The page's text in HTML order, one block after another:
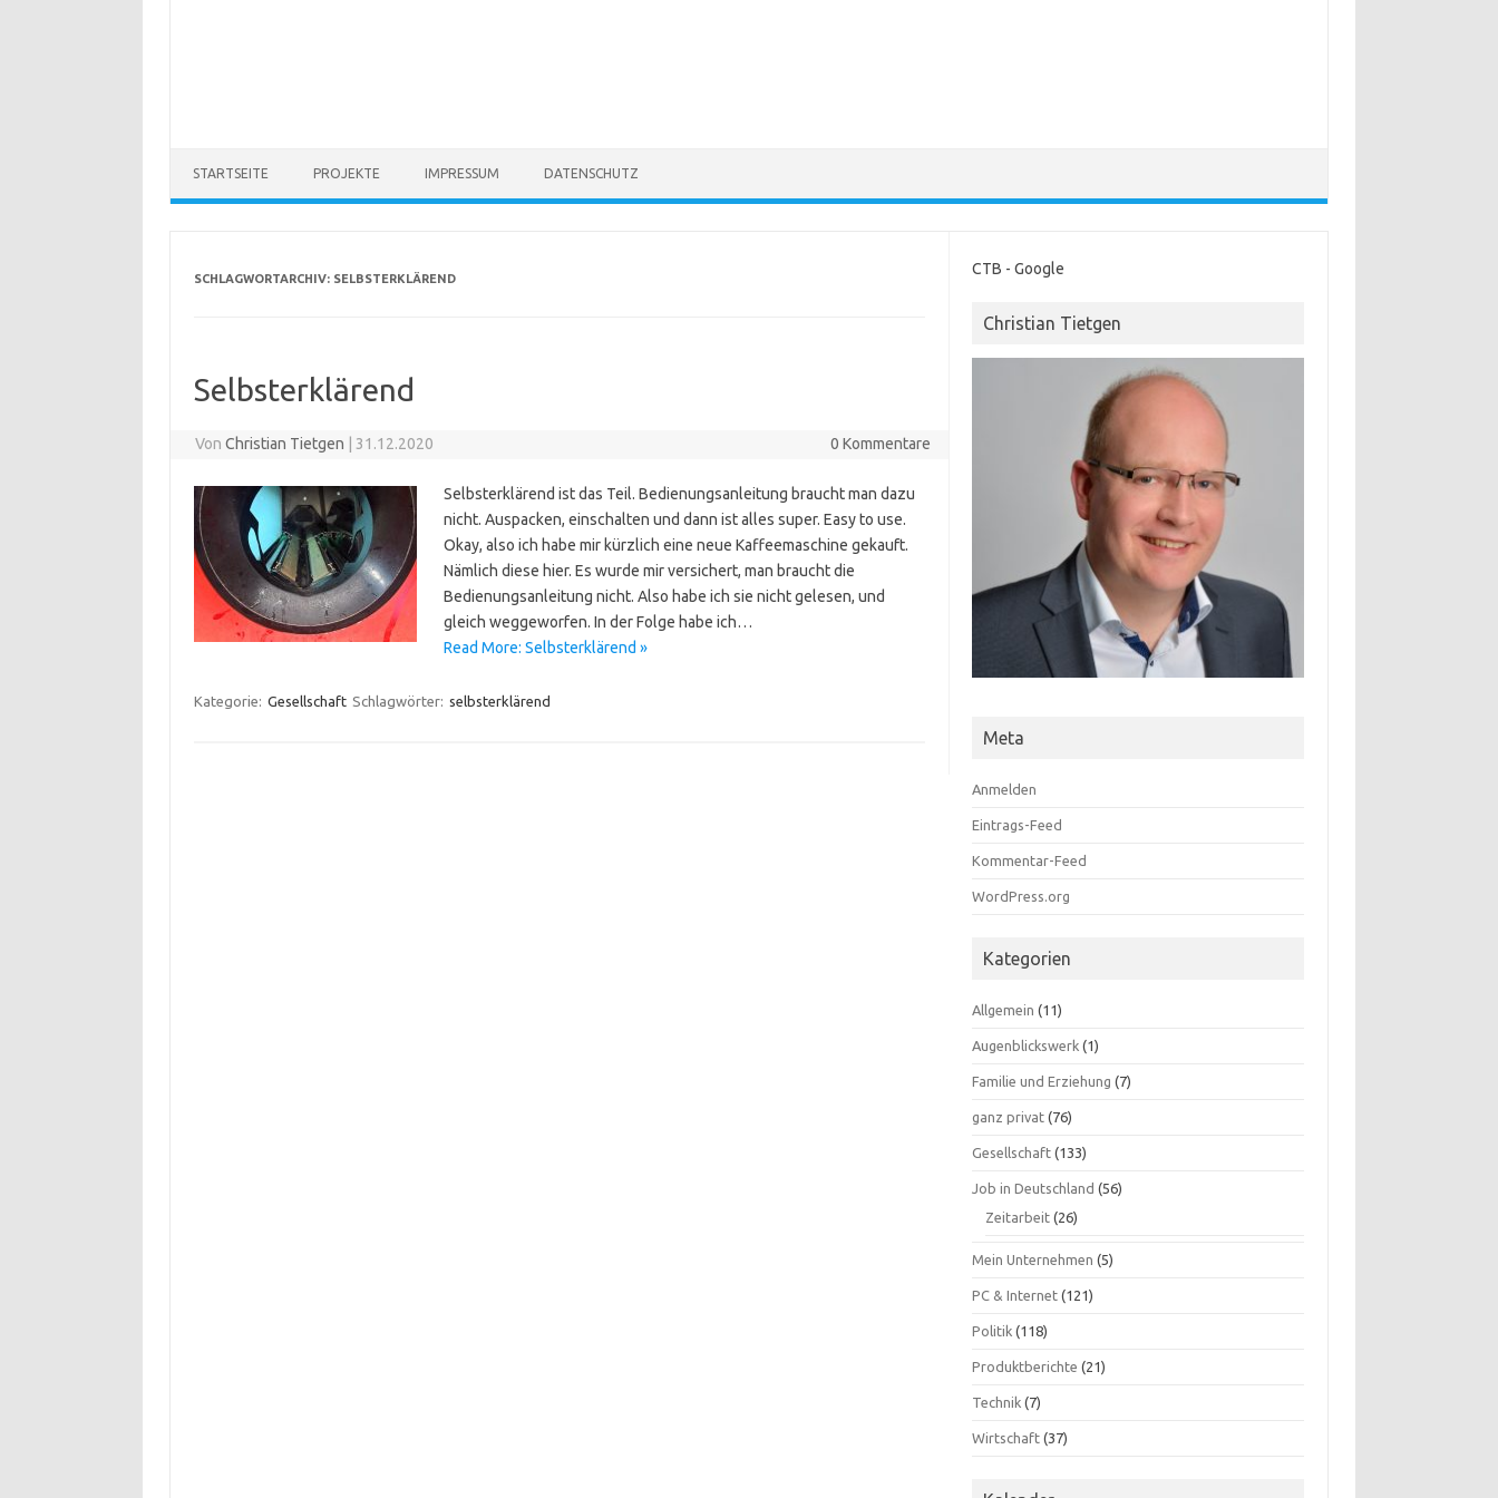
STARTSEITE PROJEKTE IMPRESSUM DATENSCHUTZ
SCHLAGWORTARCHIV: SELBSTERKLÄREND
Selbsterklärend
VonChristian Tietgen 31.12.2020 0 Kommentare
Selbsterklärend ist das Teil. Bedienungsanleitung braucht man dazu
nicht. Auspacken, einschalten und dann ist alles super. Easy to use.
Okay, also ich habe mir kürzlich eine neue Kaffeemaschine gekauft.
Nämlich diese hier. Es wurde mir versichert, man braucht die
Bedienungsanleitung nicht. Also habe ich sie nicht gelesen, und
gleich weggeworfen. In der Folge habe ich…
Read More: Selbsterklärend »
Kategorie: Gesellschaft Schlagwörter: selbsterklärend
CTB - Google
Christian Tietgen
Meta
Anmelden
Eintrags-Feed
Kommentar-Feed
WordPress.org
Kategorien
Allgemein (11)
Augenblickswerk (1)
Familie und Erziehung (7)
ganz privat (76)
Gesellschaft (133)
Job in Deutschland (56)
Zeitarbeit (26)
Mein Unternehmen (5)
PC & Internet (121)
Politik (118)
Produktberichte (21)
Technik (7)
Wirtschaft (37)